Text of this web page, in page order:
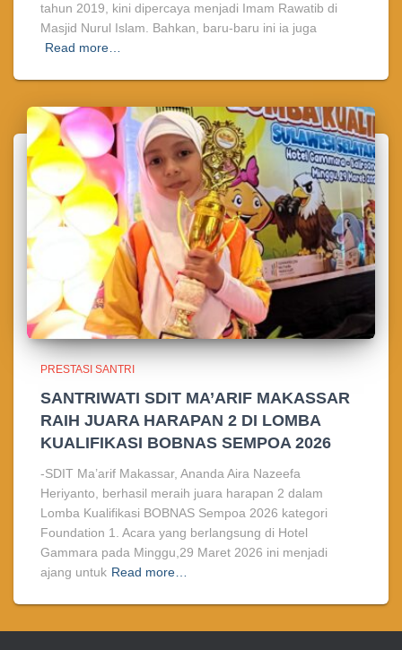
tahun 2019, kini dipercaya menjadi Imam Rawatib di
Masjid Nurul Islam. Bahkan, baru-baru ini ia juga
Read more…
PRESTASI SANTRI
SANTRIWATI SDIT MA’ARIF MAKASSAR
RAIH JUARA HARAPAN 2 DI LOMBA
KUALIFIKASI BOBNAS SEMPOA 2026
-SDIT Ma’arif Makassar, Ananda Aira Nazeefa
Heriyanto, berhasil meraih juara harapan 2 dalam
Lomba Kualifikasi BOBNAS Sempoa 2026 kategori
Foundation 1. Acara yang berlangsung di Hotel
Gammara pada Minggu,29 Maret 2026 ini menjadi
ajang untuk Read more…